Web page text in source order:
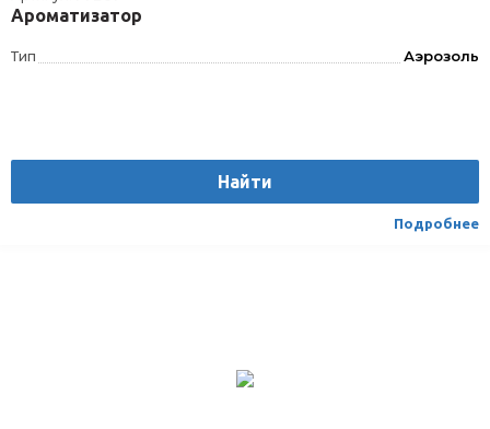
Ароматизатор
Тип Аэрозоль
Найти
Подробнее